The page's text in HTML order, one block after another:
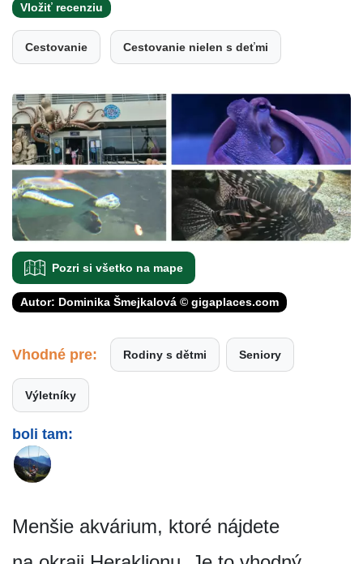
Vložiť recenziu
Cestovanie Cestovanie nielen s deťmi
Pozri si všetko na mape
Autor: Dominika Šmejkalová © gigaplaces.com
Vhodné pre: Rodiny s dětmi Seniory
Výletníky
boli tam:
Menšie akvárium, ktoré nájdete